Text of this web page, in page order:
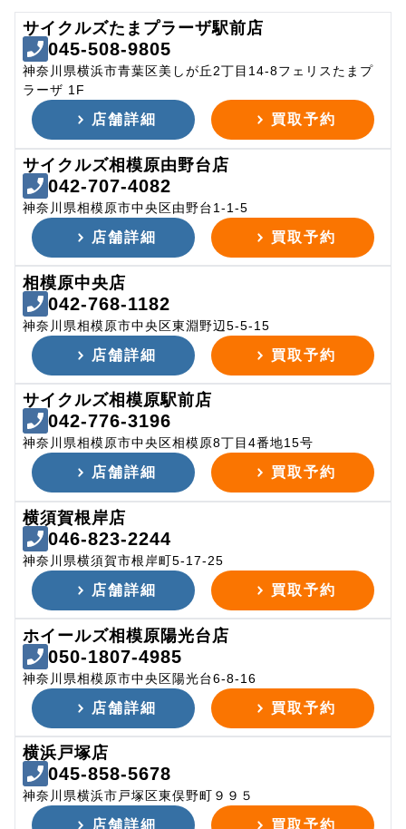
サイクルズたまプラーザ駅前店
045-508-9805
神奈川県横浜市青葉区美しが丘2丁目14-8フェリスたまプ
ラーザ 1F
店舗詳細 買取予約
サイクルズ相模原由野台店
042-707-4082
神奈川県相模原市中央区由野台1-1-5
店舗詳細 買取予約
相模原中央店
042-768-1182
神奈川県相模原市中央区東淵野辺5-5-15
店舗詳細 買取予約
サイクルズ相模原駅前店
042-776-3196
神奈川県相模原市中央区相模原8丁目4番地15号
店舗詳細 買取予約
横須賀根岸店
046-823-2244
神奈川県横須賀市根岸町5-17-25
店舗詳細 買取予約
ホイールズ相模原陽光台店
050-1807-4985
神奈川県相模原市中央区陽光台6-8-16
店舗詳細 買取予約
横浜戸塚店
045-858-5678
神奈川県横浜市戸塚区東俣野町９９５
店舗詳細 買取予約